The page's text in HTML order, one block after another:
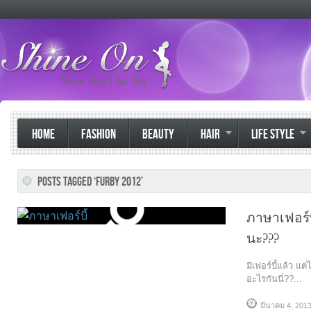
HOME FASHION BEAUTY HAIR LIFE STYLE
POSTS TAGGED ‘FURBY 2012’
ภาษาเฟอ
นะ???
มีเฟอร์บี้แล้ว แต่
อะไรกันนี่??...
มีนาคม 4, 2013